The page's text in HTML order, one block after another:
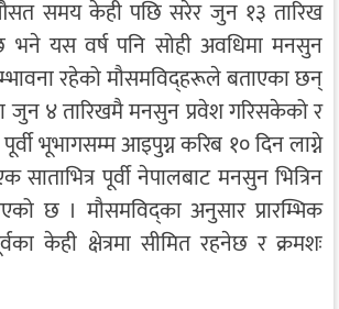
समय केही पछि सरेर जुन १३ तारिख
यस वर्ष पनि सोही अवधिमा मनसुन
रहेको मौसमविद्हरूले बताएका छन्
जुन ४ तारिखमै मनसुन प्रवेश गरिसकेको र
भूभागसम्म आइपुग्न करिब १० दिन लाग्ने
पूर्वी नेपालबाट मनसुन भित्रिन
छ । मौसमविद्का अनुसार प्रारम्भिक
केही क्षेत्रमा सीमित रहनेछ र क्रमशः